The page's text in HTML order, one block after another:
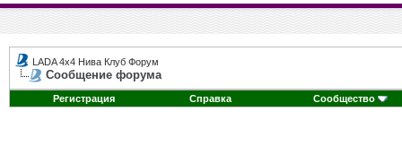
LADA 4x4 Нива Клуб Форум
Сообщение форума
Регистрация Справка Сообщество